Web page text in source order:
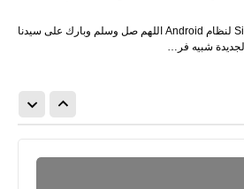
تنزيل Sigma Battle Royale Apk لنظام Android اللهم صل وسلم وبارك على سيدنا
شبيه فر…